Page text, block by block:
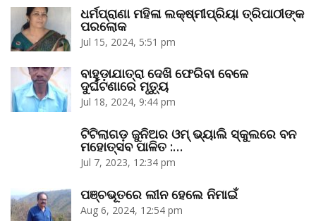
ଧର୍ମପ୍ରାଣା ମହିଳା ଲକ୍ଷ୍ମୀପ୍ରିୟା ତ୍ରିପାଠୀଙ୍କ
ପରଲୋକ
Jul 15, 2024, 5:51 pm
ବାହୁଡ଼ାଯାତ୍ରା ଦେଖି ଫେରିବା ବେଳେ
ଦୁର୍ଘଟଣାରେ ମୃତ୍ୟୁ
Jul 18, 2024, 9:44 pm
ଟିଟିଲାଗଡ଼ ଜୁନିଅର ଓମ୍‌ ଭ୍ୟାଲି ସ୍କୁଲରେ ବନ
ମହୋତ୍ସବ ପାଳିତ :…
Jul 7, 2023, 12:34 pm
ପଞ୍ଚଭୂତରେ ଲୀନ ହେଲେ ନିମାଇଁ
Aug 6, 2024, 12:54 pm